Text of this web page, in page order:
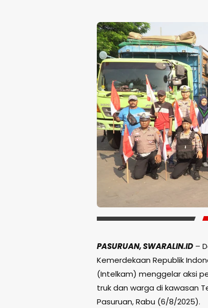
PASURUAN, SWARALIN.ID –
Kemerdekaan Republik
(Intelkam) menggelar aksi
truk dan warga di kawasan
Pasuruan, Rabu (6/8/2025).